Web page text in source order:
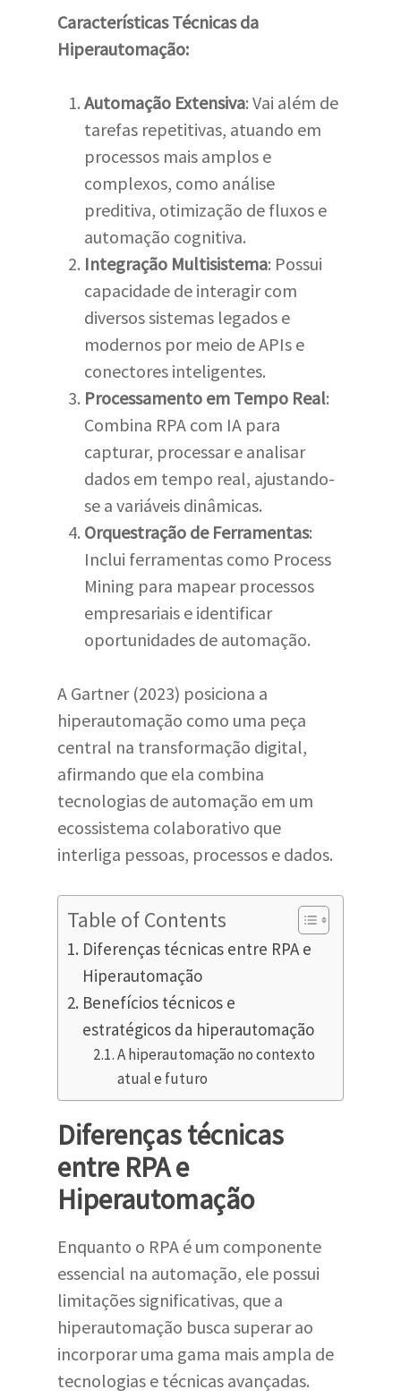
Características Técnicas da
Hiperautomação:
Automação Extensiva: Vai além de
tarefas repetitivas, atuando em
processos mais amplos e
complexos, como análise
preditiva, otimização de fluxos e
automação cognitiva.
Integração Multisistema: Possui
capacidade de interagir com
diversos sistemas legados e
modernos por meio de APIs e
conectores inteligentes.
Processamento em Tempo Real:
Combina RPA com IA para
capturar, processar e analisar
dados em tempo real, ajustando-
se a variáveis dinâmicas.
Orquestração de Ferramentas:
Inclui ferramentas como Process
Mining para mapear processos
empresariais e identificar
oportunidades de automação.
A Gartner (2023) posiciona a
hiperautomação como uma peça
central na transformação digital,
afirmando que ela combina
tecnologias de automação em um
ecossistema colaborativo que
interliga pessoas, processos e dados.
Table of Contents
Diferenças técnicas entre RPA e
Hiperautomação
Benefícios técnicos e
estratégicos da hiperautomação
A hiperautomação no contexto
atual e futuro
Diferenças técnicas
entre RPA e
Hiperautomação
Enquanto o RPA é um componente
essencial na automação, ele possui
limitações significativas, que a
hiperautomação busca superar ao
incorporar uma gama mais ampla de
tecnologias e técnicas avançadas.